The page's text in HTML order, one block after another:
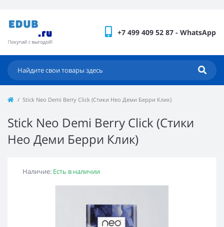
+7 499 409 52 87 - WhatsApp
Stick Neo Demi Berry Click (Стики Нео Деми Берри Клик)
Stick Neo Demi Berry Click (Стики
Нео Деми Берри Клик)
Наличие: Есть в наличии